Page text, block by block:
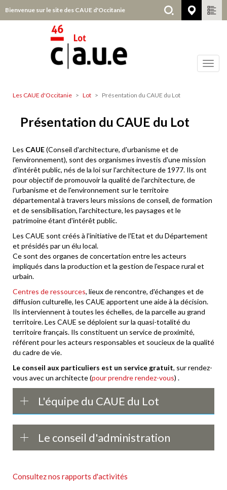
au
Bienvenue sur le site des CAUE d'Occitanie Lot
Lot
Les CAUE d'Occitanie Lot Présentation du CAUE du Lot
Présentation du CAUE du Lot
Les CAUE(Conseil d'architecture, d'urbanisme et de
l'environnement), sont des organismes investis d'une mission
d'intérêt public, nés de la loi sur l'architecture de 1977. Ils ont
pour objectif de promouvoir la qualité de l'architecture, de
l'urbanisme et de l'environnement sur le territoire
départemental à travers leurs missions de conseil, de formation
et de sensibilisation, l'architecture, les paysages et le
patrimoine étant d'intérêt public.
Les CAUE sont créés à l'initiative de l'Etat et du Département
et présidés par un élu local.
Ce sont des organes de concertation entre les acteurs
impliqués dans la production et la gestion de l'espace rural et
urbain.
Centres de ressources, lieux de rencontre, d'échanges et de
diffusion culturelle, les CAUE apportent une aide à la décision.
Ils interviennent à toutes les échelles, de la parcelle au grand
territoire. Les CAUE se déploient sur la quasi-totalité du
territoire français. Ils constituent un service de proximité,
référent pour les acteurs responsables et soucieux de la qualité
du cadre de vie.
Le conseil aux particuliers est un service gratuit, sur rendez-
vous avec un architecte (pour prendre rendez-vous) .
L'équipe du CAUE du Lot
Le conseil d'administration
Consultez nos rapports d'activités